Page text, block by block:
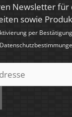
Newsletter für
sowie
per